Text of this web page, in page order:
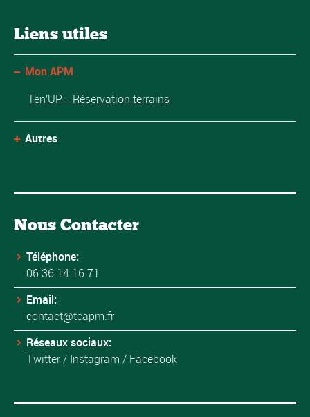
Liens utiles
Mon APM
Ten'UP - Réservation terrains
Autres
Nous Contacter
Téléphone:
06 36 14 16 71
Email:
contact@tcapm.fr
Réseaux sociaux:
Twitter/ Instagram / Facebook